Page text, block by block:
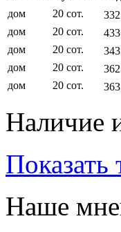
дом
20 сот.
дом
20 сот.
дом
20 сот.
дом
20 сот.
дом
20 сот.
Наличие
Показать
Наше